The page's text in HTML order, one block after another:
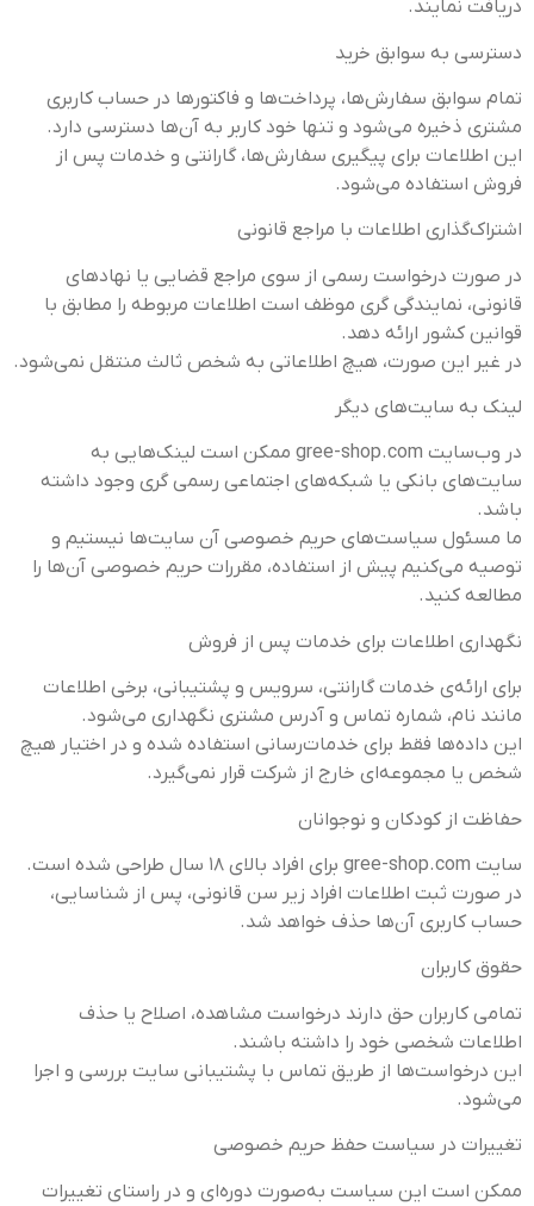
دریافت نمایند.
دسترسی به سوابق خرید
تمام سوابق سفارش‌ها، پرداخت‌ها و فاکتورها در حساب کاربری
مشتری ذخیره می‌شود و تنها خود کاربر به آن‌ها دسترسی دارد.
این اطلاعات برای پیگیری سفارش‌ها، گارانتی و خدمات پس از
فروش استفاده می‌شود.
اشتراک‌گذاری اطلاعات با مراجع قانونی
در صورت درخواست رسمی از سوی مراجع قضایی یا نهادهای
قانونی، نمایندگی گری موظف است اطلاعات مربوطه را مطابق با
قوانین کشور ارائه دهد.
در غیر این صورت، هیچ اطلاعاتی به شخص ثالث منتقل نمی‌شود.
لینک به سایت‌های دیگر
در وب‌سایت gree-shop.com ممکن است لینک‌هایی به
سایت‌های بانکی یا شبکه‌های اجتماعی رسمی گری وجود داشته
باشد.
ما مسئول سیاست‌های حریم خصوصی آن سایت‌ها نیستیم و
توصیه می‌کنیم پیش از استفاده، مقررات حریم خصوصی آن‌ها را
مطالعه کنید.
نگهداری اطلاعات برای خدمات پس از فروش
برای ارائه‌ی خدمات گارانتی، سرویس و پشتیبانی، برخی اطلاعات
مانند نام، شماره تماس و آدرس مشتری نگهداری می‌شود.
این داده‌ها فقط برای خدمات‌رسانی استفاده شده و در اختیار هیچ
شخص یا مجموعه‌ای خارج از شرکت قرار نمی‌گیرد.
حفاظت از کودکان و نوجوانان
سایت gree-shop.com برای افراد بالای ۱۸ سال طراحی شده است.
در صورت ثبت اطلاعات افراد زیر سن قانونی، پس از شناسایی،
حساب کاربری آن‌ها حذف خواهد شد.
حقوق کاربران
تمامی کاربران حق دارند درخواست مشاهده، اصلاح یا حذف
اطلاعات شخصی خود را داشته باشند.
این درخواست‌ها از طریق تماس با پشتیبانی سایت بررسی و اجرا
می‌شود.
تغییرات در سیاست حفظ حریم خصوصی
ممکن است این سیاست به‌صورت دوره‌ای و در راستای تغییرات